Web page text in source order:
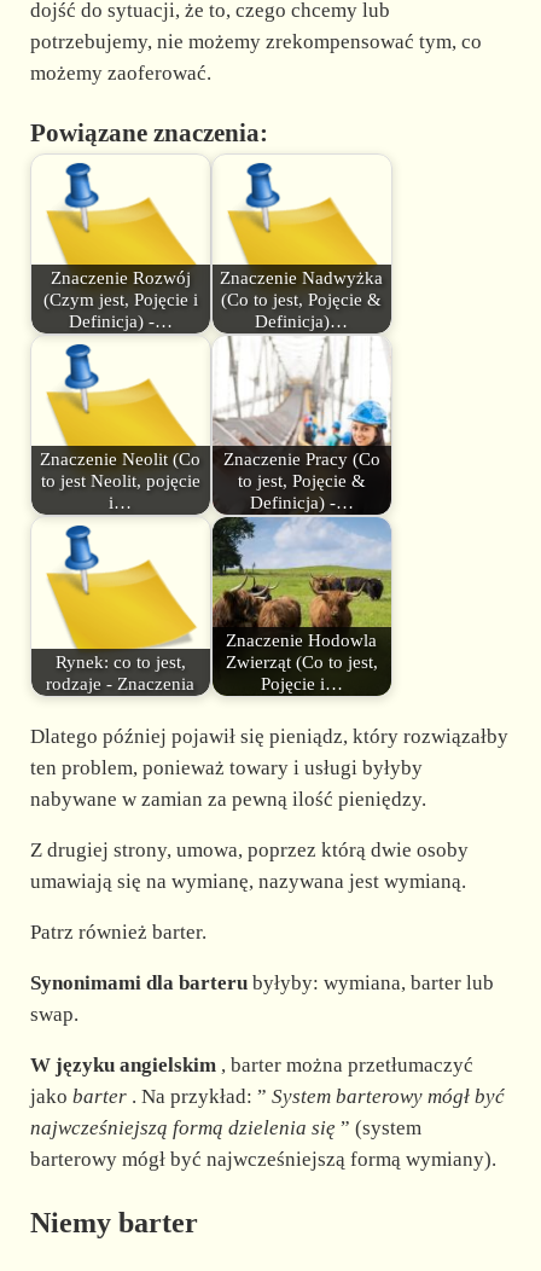
dojść do sytuacji, że to, czego chcemy lub
potrzebujemy, nie możemy zrekompensować tym, co
możemy zaoferować.
Powiązane znaczenia:
Znaczenie Rozwój
(Czym jest, Pojęcie i
Definicja) -…
Znaczenie Nadwyżka
(Co to jest, Pojęcie &
Definicja)…
Znaczenie Neolit (Co
to jest Neolit, pojęcie
i…
Znaczenie Pracy (Co
to jest, Pojęcie &
Definicja) -…
Rynek: co to jest,
rodzaje - Znaczenia
Znaczenie Hodowla
Zwierząt (Co to jest,
Pojęcie i…
Dlatego później pojawił się pieniądz, który rozwiązałby
ten problem, ponieważ towary i usługi byłyby
nabywane w zamian za pewną ilość pieniędzy.
Z drugiej strony, umowa, poprzez którą dwie osoby
umawiają się na wymianę, nazywana jest wymianą.
Patrz również barter.
Synonimami dla barterubyłyby: wymiana, barter lub
swap.
W języku angielskim, barter można przetłumaczyć
jako barter. Na przykład: ” System barterowy mógł być
najwcześniejszą formą dzielenia się ” (system
barterowy mógł być najwcześniejszą formą wymiany).
Niemy barter